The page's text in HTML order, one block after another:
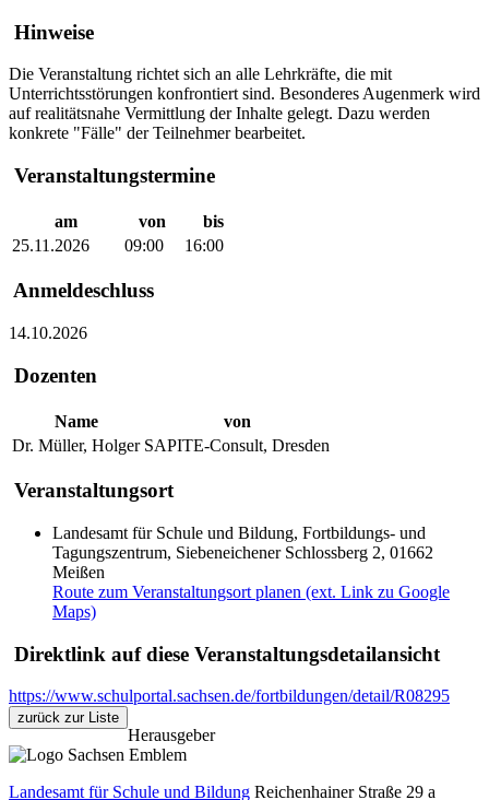
Hinweise
Die Veranstaltung richtet sich an alle Lehrkräfte, die mit
Unterrichtsstörungen konfrontiert sind. Besonderes Augenmerk wird
auf realitätsnahe Vermittlung der Inhalte gelegt. Dazu werden
konkrete "Fälle" der Teilnehmer bearbeitet.
Veranstaltungstermine
am von
bis
25.11.2026
09:00 16:00
Anmeldeschluss
14.10.2026
Dozenten
Name
von
Dr. Müller, Holger SAPITE-Consult, Dresden
Veranstaltungsort
Landesamt für Schule und Bildung, Fortbildungs- und
Tagungszentrum, Siebeneichener Schlossberg 2, 01662
Meißen
Route zum Veranstaltungsort planen (ext. Link zu Google
Maps)
Direktlink auf diese Veranstaltungsdetailansicht
https://www.schulportal.sachsen.de/fortbildungen/detail/R08295
zurück zur Liste
Herausgeber
Landesamt für Schule und Bildung Reichenhainer Straße 29 a